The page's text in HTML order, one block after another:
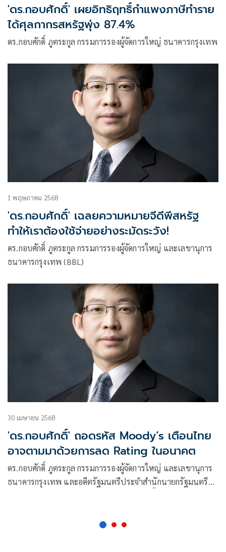
'ดร.กอบศักดิ์' เผยอิทธิฤทธิ์กำแพงภาษีทำราย
ได้ศุลกากรสหรัฐพุ่ง 87.4%
ดร.กอบศักดิ์ ภูตระกูล กรรมการรองผู้จัดการใหญ่ ธนาคารกรุงเทพ
1 พฤษภาคม 2568
'ดร.กอบศักดิ์' เฉลยความหมายจีดีพีสหรัฐ
ทำให้เราต้องใช้จ่ายอย่างระมัดระวัง!
ดร.กอบศักดิ์ ภูตระกูล กรรมการรองผู้จัดการใหญ่ และเลขานุการ
ธนาคารกรุงเทพ (BBL)
30 เมษายน 2568
'ดร.กอบศักดิ์' ถอดรหัส Moody’s เตือนไทย
อาจตามมาด้วยการลด Rating ในอนาคต
ดร.กอบศักดิ์ ภูตระกูล กรรมการรองผู้จัดการใหญ่ และเลขานุการ
ธนาคารกรุงเทพ และอดีตรัฐมนตรีประจำสำนักนายกรัฐมนตรี
ประเทศไทย ลงสู่มุมมอง “เชิงลบ” (Negative) จากเดิมที่มี